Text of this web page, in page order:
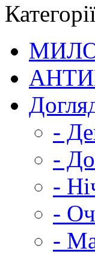
-
-
-
-
-